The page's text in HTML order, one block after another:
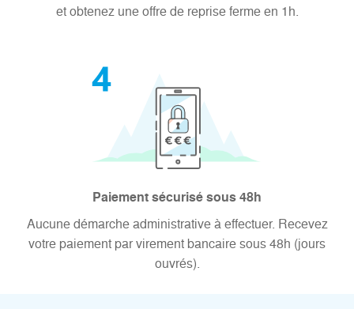
et obtenez une offre de reprise ferme en 1h.
Paiement sécurisé sous 48h
Aucune démarche administrative à effectuer. Recevez
votre paiement par virement bancaire sous 48h (jours
ouvrés).